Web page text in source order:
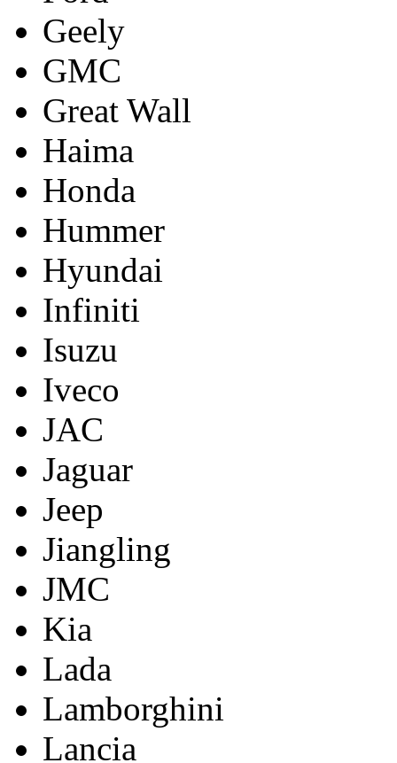
Geely
GMC
Great Wall
Haima
Honda
Hummer
Hyundai
Infiniti
Isuzu
Iveco
JAC
Jaguar
Jeep
Jiangling
JMC
Kia
Lada
Lamborghini
Lancia